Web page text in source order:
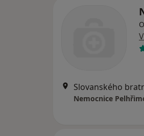
Slovanského
Nemocnice